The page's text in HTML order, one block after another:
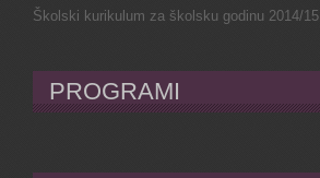
Školski kurikulum za školsku godinu 2014/15
PROGRAMI